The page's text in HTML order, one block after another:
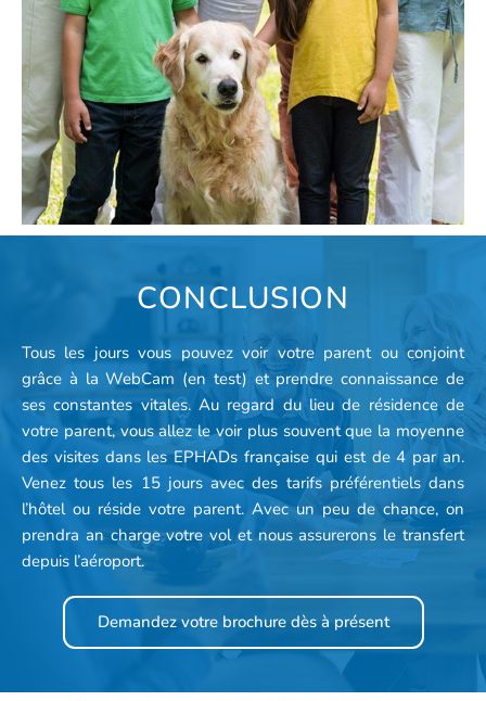
CONCLUSION
Tous les jours vous pouvez voir votre parent ou conjoint
grâce à la WebCam (en test) et prendre connaissance de
ses constantes vitales. Au regard du lieu de résidence de
votre parent, vous allez le voir plus souvent que la moyenne
des visites dans les EPHADs française qui est de 4 par an.
Venez tous les 15 jours avec des tarifs préférentiels dans
l’hôtel ou réside votre parent. Avec un peu de chance, on
prendra an charge votre vol et nous assurerons le transfert
depuis l’aéroport.
Demandez votre brochure dès à présent